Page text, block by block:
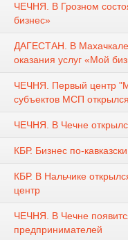
ЧЕЧНЯ. В Грозном
бизнес»
ДАГЕСТАН. В
оказания услуг «Мой
ЧЕЧНЯ. Первый центр
субъектов МСП
ЧЕЧНЯ. В Чечне
КБР. Бизнес по-кавказски
КБР. В Нальчике
центр
ЧЕЧНЯ. В Чечне
предпринимателей